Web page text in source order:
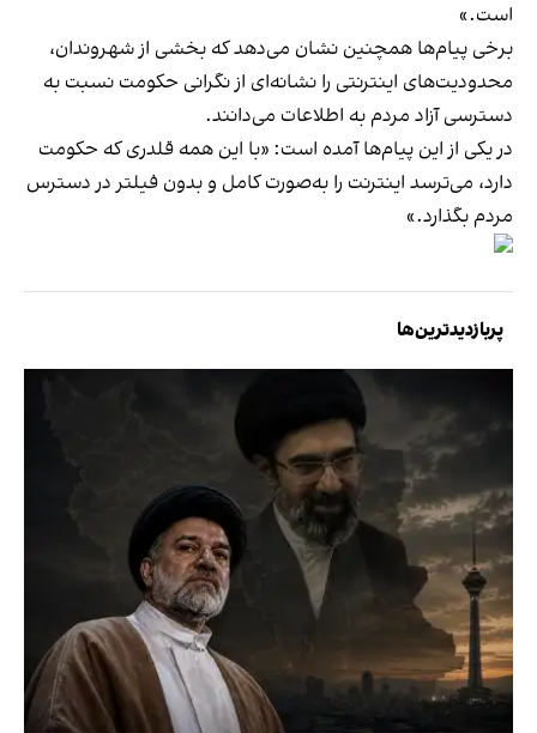
است.»
برخی پیام‌ها همچنین نشان می‌دهد که بخشی از شهروندان،
محدودیت‌های اینترنتی را نشانه‌ای از نگرانی حکومت نسبت به
دسترسی آزاد مردم به اطلاعات می‌دانند.
در یکی از این پیام‌ها آمده است: «با این همه قلدری که حکومت
دارد، می‌ترسد اینترنت را به‌صورت کامل و بدون فیلتر در دسترس
مردم بگذارد.»
پربازدیدترین‌ها